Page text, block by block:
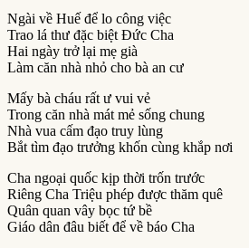
Ngài về Huế để lo công việc
Trao lá thư đặc biệt Ðức Cha
Hai ngày trở lại mẹ già
Làm căn nhà nhỏ cho bà an cư
Mấy bà cháu rất ư vui vẻ
Trong căn nhà mát mẻ sống chung
Nhà vua cấm đạo truy lùng
Bắt tìm đạo trưởng khốn cùng khắp nơi
Cha ngoại quốc kịp thời trốn trước
Riêng Cha Triệu phép được thăm quê
Quân quan vây bọc tứ bề
Giáo dân đâu biết để về báo Cha